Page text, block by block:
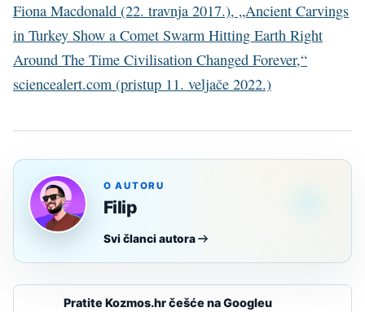
Fiona Macdonald (22. travnja 2017.), „Ancient Carvings
in Turkey Show a Comet Swarm Hitting Earth Right
Around The Time Civilisation Changed Forever,“
sciencealert.com (pristup 11. veljače 2022.)
O AUTORU
Filip
Svi članci autora
Pratite Kozmos.hr češće na Googleu